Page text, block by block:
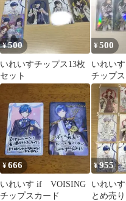
¥500
いれいすチップス13枚
セット
¥500
いれい
チップ
¥666
いれいす if VOISING
チップスカード
¥955
いれい
とめ売り